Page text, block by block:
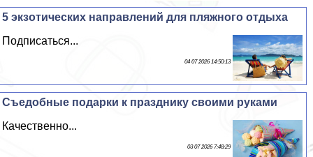
5 экзотических направлений для пляжного отдыха
Подписаться...
04 07 2026 14:50:13
Съедобные подарки к празднику своими руками
Качественно...
03 07 2026 7:48:29